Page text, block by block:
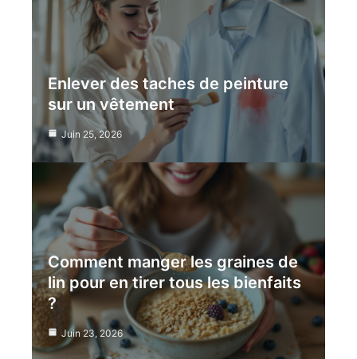
Enlever des taches de peinture
sur un vêtement
Juin 25, 2026
Comment manger les graines de
lin pour en tirer tous les bienfaits
?
Juin 23, 2026